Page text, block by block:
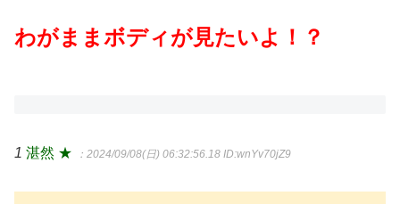
わがままボディが見たいよ！？
1 湛然 ★ ：2024/09/08(日) 06:32:56.18 ID:wnYv70jZ9